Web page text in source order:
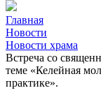
Главная
Новости
Новости храма
Встреча со
теме «Келейная
практике».